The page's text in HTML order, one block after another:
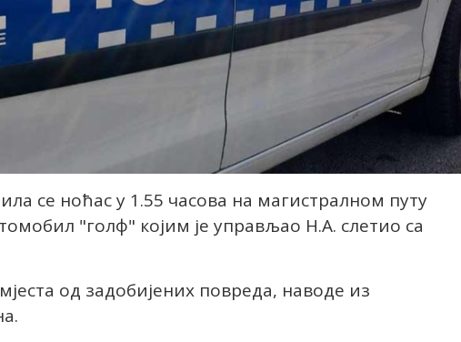
се ноћас у 1.55 часова на магистралном путу
"голф" којим је управљао Н.А. слетио са
од задобијених повреда, наводе из